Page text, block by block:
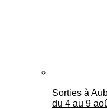
Sorties à
du 4 au 9